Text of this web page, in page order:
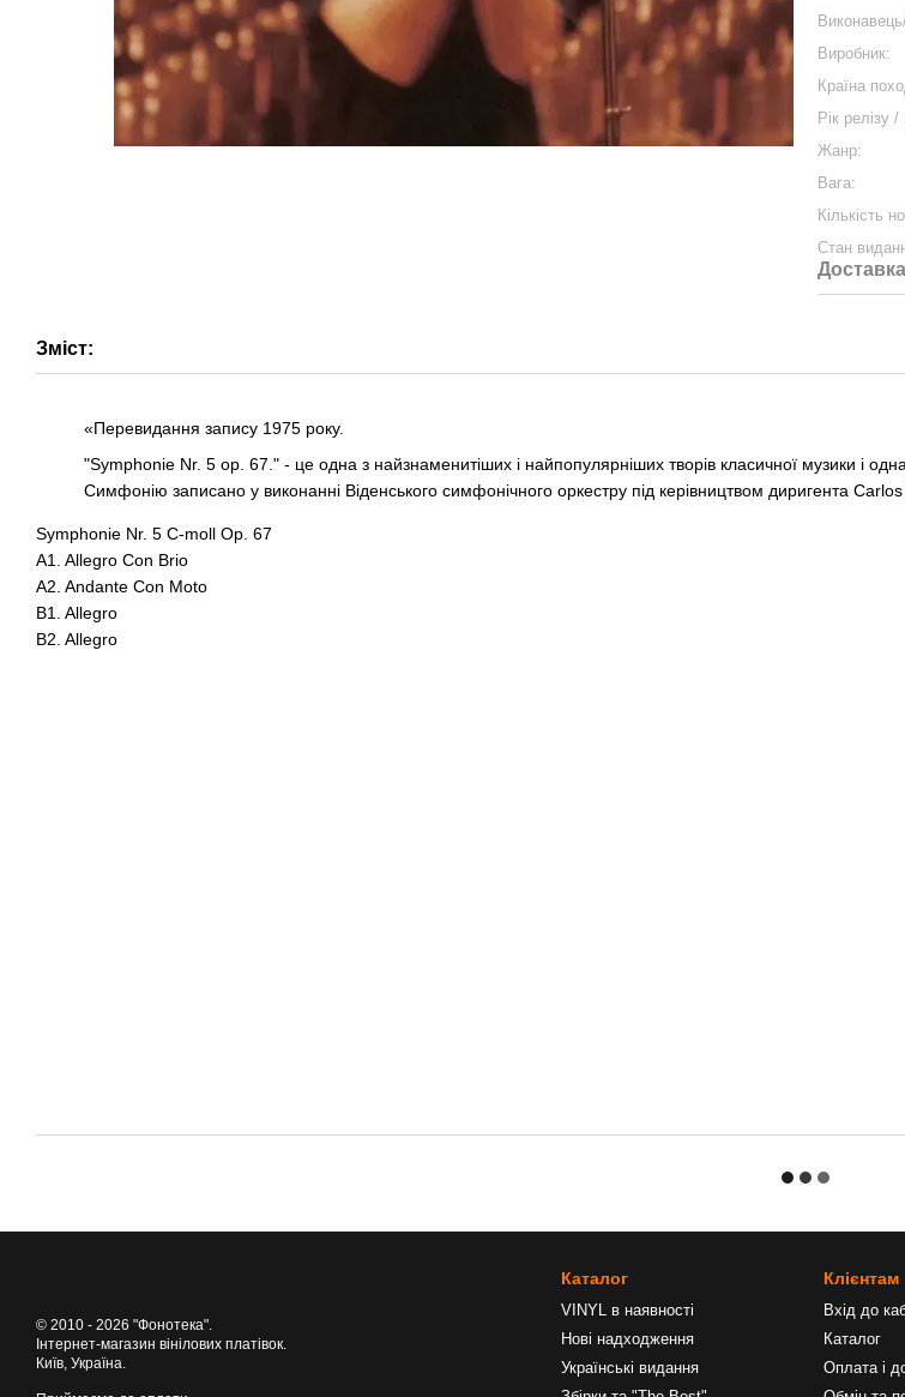
Виробник:
Країна
Рік релізу
Жанр:
Вага:
Кількість
Стан
Зміст:
«Перевидання запису 1975 року.
"Symphonie Nr. 5 op. 67." - це одна з найзнаменитіших і найпопулярніших творів класичної музики і
Симфонію записано у виконанні Віденського симфонічного оркестру під керівництвом диригента
Symphonie Nr. 5 C-moll Op. 67
A1. Allegro Con Brio
A2. Andante Con Moto
B1. Allegro
B2. Allegro
© 2010 - 2026 "Фонотека".
Інтернет-магазин вінілових платівок.
Київ, Україна.
Каталог
VINYL в наявності
Нові надходження
Українські видання
Клієнтам
Вхід до
Каталог
Оплата і